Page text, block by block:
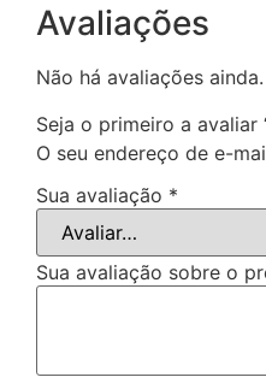
Avaliações
Não há avaliações ainda.
Seja o primeiro a avaliar
O seu endereço de e-
Sua avaliação *
Sua avaliação sobre o